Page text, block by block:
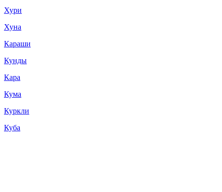
Хури
Хуна
Караши
Кунды
Кара
Кума
Куркли
Куба